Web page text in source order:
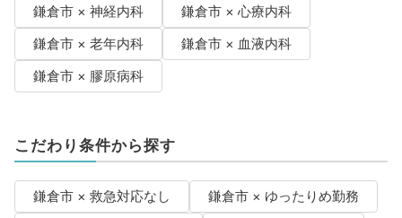
鎌倉市 × 神経内科
鎌倉市 × 心療内科
鎌倉市 × 老年内科
鎌倉市 × 血液内科
鎌倉市 × 膠原病科
こだわり条件から探す
鎌倉市 × 救急対応なし
鎌倉市 × ゆったりめ勤務